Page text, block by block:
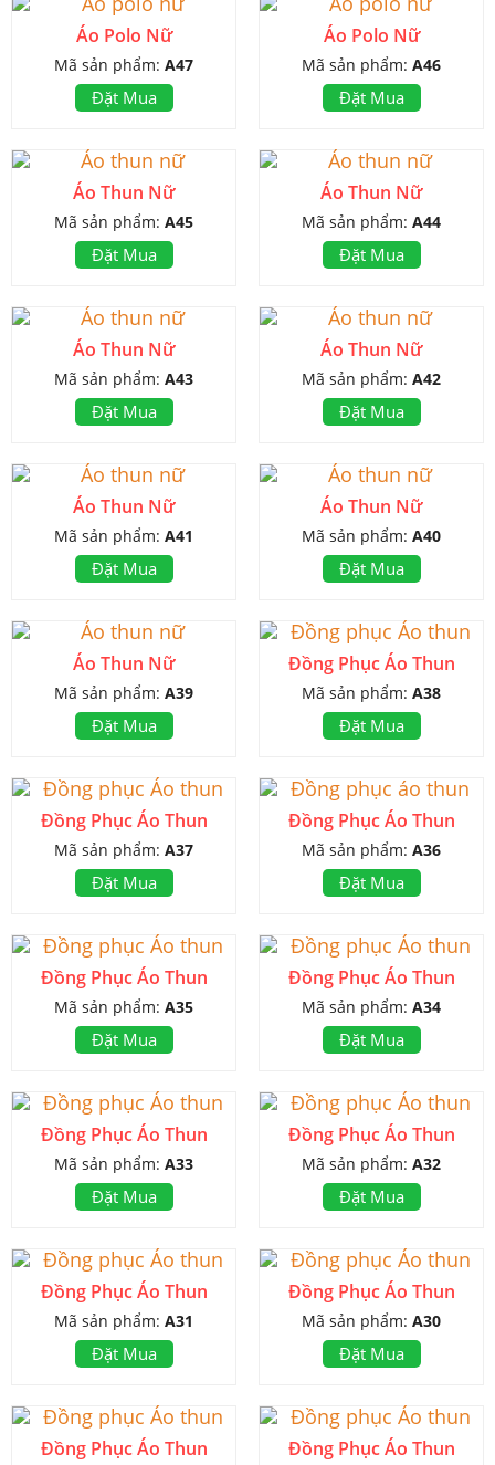
Áo Polo Nữ
Mã sản phẩm: A47
Đặt Mua
Áo Polo Nữ
Mã sản phẩm: A46
Đặt Mua
Áo Thun Nữ
Mã sản phẩm: A45
Đặt Mua
Áo Thun Nữ
Mã sản phẩm: A44
Đặt Mua
Áo Thun Nữ
Mã sản phẩm: A43
Đặt Mua
Áo Thun Nữ
Mã sản phẩm: A42
Đặt Mua
Áo Thun Nữ
Mã sản phẩm: A41
Đặt Mua
Áo Thun Nữ
Mã sản phẩm: A40
Đặt Mua
Áo Thun Nữ
Mã sản phẩm: A39
Đặt Mua
Đồng Phục Áo Thun
Mã sản phẩm: A38
Đặt Mua
Đồng Phục Áo Thun
Mã sản phẩm: A37
Đặt Mua
Đồng Phục Áo Thun
Mã sản phẩm: A36
Đặt Mua
Đồng Phục Áo Thun
Mã sản phẩm: A35
Đặt Mua
Đồng Phục Áo Thun
Mã sản phẩm: A34
Đặt Mua
Đồng Phục Áo Thun
Mã sản phẩm: A33
Đặt Mua
Đồng Phục Áo Thun
Mã sản phẩm: A32
Đặt Mua
Đồng Phục Áo Thun
Mã sản phẩm: A31
Đặt Mua
Đồng Phục Áo Thun
Mã sản phẩm: A30
Đặt Mua
Đồng Phục Áo Thun Đồng Phục Áo Thun